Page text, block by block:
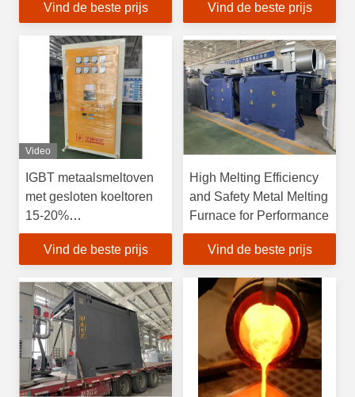
van > 95%
Vind de beste prijs
15% tot 35%
industrieel gebruik
Vind de beste prijs
Video
IGBT metaalsmeltoven
met gesloten koeltoren
15-20%
energiebesparing
Vind de beste prijs
High Melting Efficiency
and Safety Metal Melting
Furnace for Performance
Vind de beste prijs